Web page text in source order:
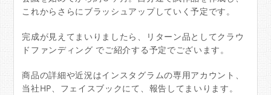
これからさらにブラッシュアップしていく予定です。
完成が見えてまいりましたら、リターン品としてクラウ
ドファンディング でご紹介する予定でございます。
商品の詳細や近況はインスタグラムの専用アカウント、
当社HP、フェイスブックにて、報告してまいります。